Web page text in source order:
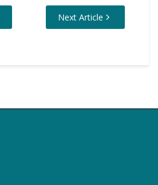
Next Article